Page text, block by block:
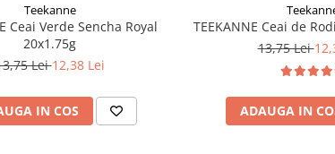
Teekanne
Ceai Verde Sencha Royal
20x1.75g
Lei12,38 Lei
IN COS
TEEKANNE Ceai de
13,75 Lei
ADAUGA IN